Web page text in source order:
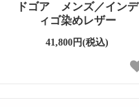
ドゴア メンズ／インデ
ィゴ染めレザー
41,800円(税込)